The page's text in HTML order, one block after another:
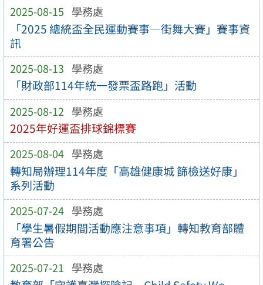
2025-08-15 學務處
「2025 總統盃全民運動賽事—街舞大賽」賽事資
訊
2025-08-13 學務處
「財政部114年統一發票盃路跑」活動
2025-08-12 學務處
2025年好運盃排球錦標賽
2025-08-04 學務處
轉知局辦理114年度「高雄健康城 篩檢送好康」
系列活動
2025-07-24 學務處
「學生暑假期間活動應注意事項」轉知教育部體
育署公告
2025-07-21 學務處